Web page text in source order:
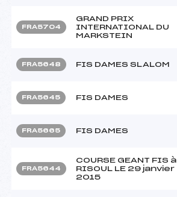
FRA5704
GRAND PRIX
INTERNATIONAL DU
MARKSTEIN
FRA5648 FIS DAMES SLALOM
FRA5645 FIS DAMES
FRA5665 FIS DAMES
FRA5644
COURSE GEANT FIS à
RISOUL LE 29 janvier
2015